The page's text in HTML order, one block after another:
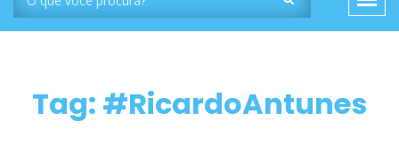
Tag: #RicardoAntunes